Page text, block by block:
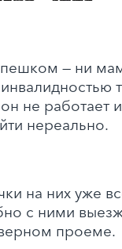
пешком — ни
не работает
нереально.
на них уже
с ними
проеме.